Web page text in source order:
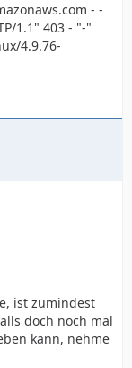
- -
1.1" 403 - "-"
4.9.76-
ist zumindest
doch noch mal
kann, nehme